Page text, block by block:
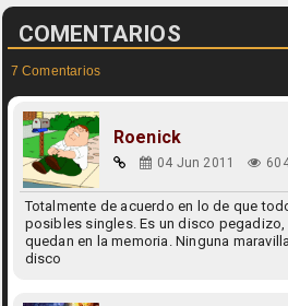
COMENTARIOS
7 Comentarios
Roenick
04 Jun 2011
Totalmente de acuerdo en lo de que
posibles singles. Es un disco
quedan en la memoria. Ninguna
disco